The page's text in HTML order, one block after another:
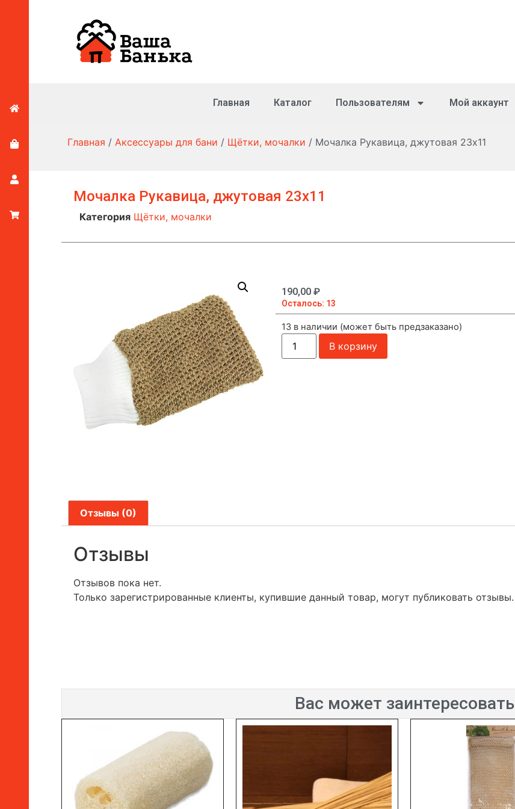
Главная Каталог Пользователям Мой аккаунт
Главная / Аксессуары для бани / Щётки, мочалки / Мочалка Рукавица, джутовая 23х11
Мочалка Рукавица, джутовая 23х11
Категория Щётки, мочалки
190,00 ₽
Осталось: 13
13 в наличии (может быть предзаказано)
В корзину
Отзывы (0)
Отзывы
Отзывов пока нет.
Только зарегистрированные клиенты, купившие данный товар, могут публиковать отзывы.
Вас может заинтересовать